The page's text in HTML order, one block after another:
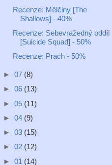
Recenze: Mělčiny [The
Shallows] - 40%
Recenze: Sebevražedný oddíl
[Suicide Squad] - 50%
Recenze: Prach - 50%
► 07 (8)
► 06 (13)
► 05 (11)
► 04 (9)
► 03 (15)
► 02 (12)
► 01 (14)